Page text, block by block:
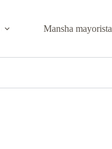
Mansha mayorista